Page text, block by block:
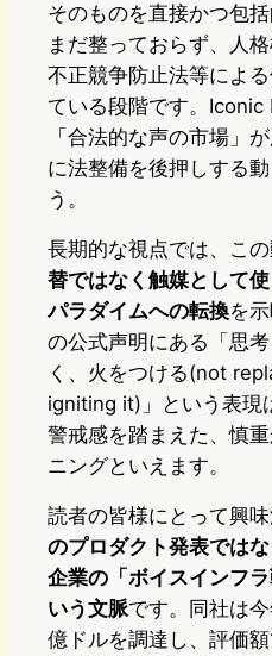
そのものを直接かつ包
まだ整っておらず、人
不正競争防止法等によ
ている段階です。
「合法的な声の市場」
に法整備を後押しする
う。
長期的な視点では、こ
替ではなく触媒として
パラダイムへの転換を
の公式声明にある「思
く、火をつける(not
igniting it)」という表現
警戒感を踏まえた、慎
ニングといえます。
読者の皆様にとって興味
のプロダクト発表では
企業の「ボイスインフ
いう文脈です。同社は
億ドルを調達し、評価